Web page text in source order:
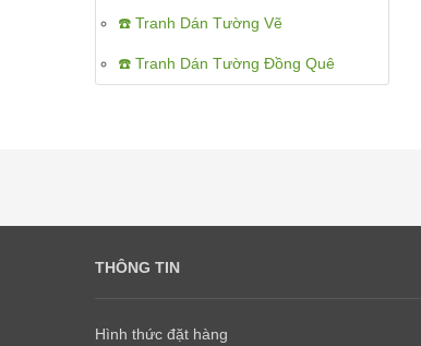
☎️ Tranh Dán Tường Vẽ
☎️ Tranh Dán Tường Đồng Quê
THÔNG TIN
Hình thức đặt hàng